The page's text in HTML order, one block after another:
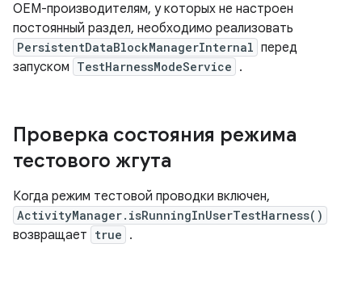
OEM-производителям, у которых не настроен
постоянный раздел, необходимо реализовать
PersistentDataBlockManagerInternal перед
запуском TestHarnessModeService .
Проверка состояния режима
тестового жгута
Когда режим тестовой проводки включен,
ActivityManager.isRunningInUserTestHarness()
возвращает true .